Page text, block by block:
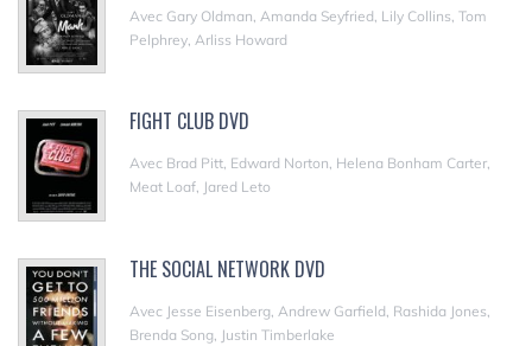
Avec Gary Oldman, Amanda Seyfried, Lily Collins, Tom
Pelphrey, Arliss Howard
FIGHT CLUB DVD
Avec Brad Pitt, Edward Norton, Helena Bonham Carter,
Meat Loaf, Jared Leto
THE SOCIAL NETWORK DVD
Avec Jesse Eisenberg, Andrew Garfield, Rashida Jones,
Brenda Song, Justin Timberlake